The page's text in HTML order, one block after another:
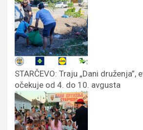
STARČEVO: Traju „Dani druženja”,
očekuje od 4. do 10. avgusta